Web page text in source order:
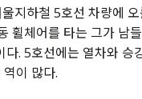
지하철 5호선 차량에
휠체어를 타는 그가 남
다. 5호선에는 열차와 승
역이 많다.